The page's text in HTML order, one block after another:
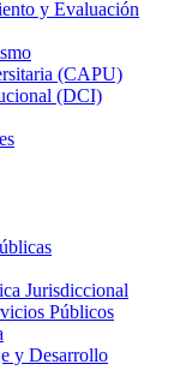
y Evaluación
(CAPU)
(DCI)
Jurisdiccional
Públicos
y Desarrollo